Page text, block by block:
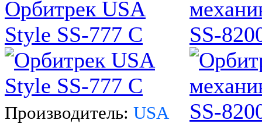
Орбитрек USA
Style SS-777 С
Производитель: USA
SS-